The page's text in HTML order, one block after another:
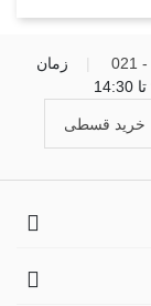
زمان
خرید قسطی